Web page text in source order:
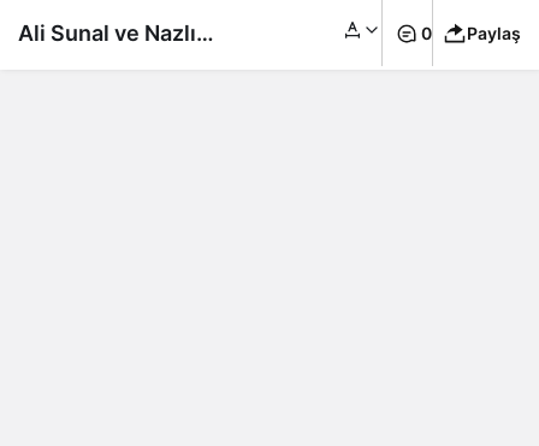
Ali Sunal ve Nazlı 0 Paylaş